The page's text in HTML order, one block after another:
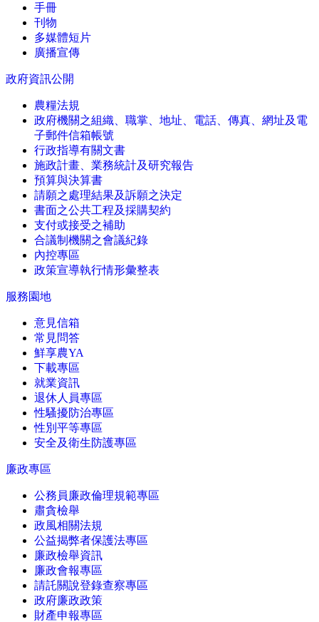
手冊
刊物
多媒體短片
廣播宣傳
政府資訊公開
農糧法規
政府機關之組織、職掌、地址、電話、傳真、網址及電
子郵件信箱帳號
行政指導有關文書
施政計畫、業務統計及研究報告
預算與決算書
請願之處理結果及訴願之決定
書面之公共工程及採購契約
支付或接受之補助
合議制機關之會議紀錄
內控專區
政策宣導執行情形彙整表
服務園地
意見信箱
常見問答
鮮享農YA
下載專區
就業資訊
退休人員專區
性騷擾防治專區
性別平等專區
安全及衛生防護專區
廉政專區
公務員廉政倫理規範專區
肅貪檢舉
政風相關法規
公益揭弊者保護法專區
廉政檢舉資訊
廉政會報專區
請託關說登錄查察專區
政府廉政政策
財產申報專區